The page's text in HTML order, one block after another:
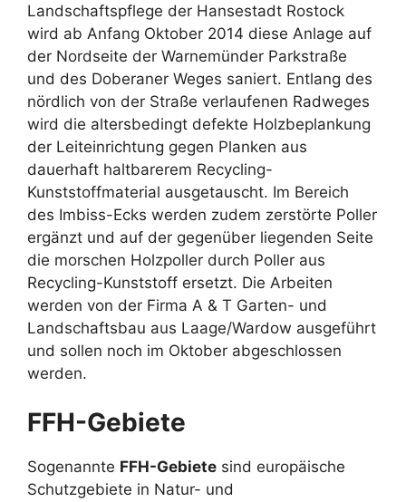
Landschaftspflege der Hansestadt Rostock
wird ab Anfang Oktober 2014 diese Anlage auf
der Nordseite der Warnemünder Parkstraße
und des Doberaner Weges saniert. Entlang des
nördlich von der Straße verlaufenen Radweges
wird die altersbedingt defekte Holzbeplankung
der Leiteinrichtung gegen Planken aus
dauerhaft haltbarerem Recycling-
Kunststoffmaterial ausgetauscht. Im Bereich
des Imbiss-Ecks werden zudem zerstörte Poller
ergänzt und auf der gegenüber liegenden Seite
die morschen Holzpoller durch Poller aus
Recycling-Kunststoff ersetzt. Die Arbeiten
werden von der Firma A & T Garten- und
Landschaftsbau aus Laage/Wardow ausgeführt
und sollen noch im Oktober abgeschlossen
werden.
FFH-Gebiete
Sogenannte FFH-Gebiete sind europäische
Schutzgebiete in Natur- und